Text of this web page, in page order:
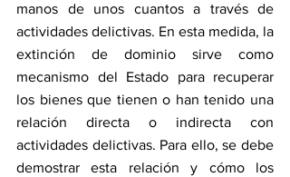
manos de unos cuantos a través de
actividades delictivas. En esta medida, la
extinción de dominio sirve como
mecanismo del Estado para recuperar
los bienes que tienen o han tenido una
relación directa o indirecta con
actividades delictivas. Para ello, se debe
demostrar esta relación y cómo los